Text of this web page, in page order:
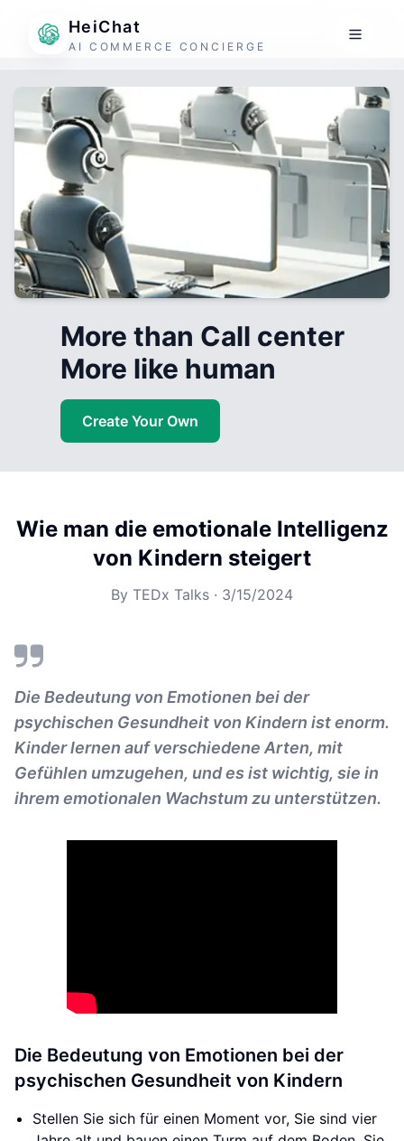
HeiChat
AI COMMERCE CONCIERGE
More than Call center
More like human
Create Your Own
Wie man die emotionale Intelligenz
von Kindern steigert
By TEDx Talks · 3/15/2024
Die Bedeutung von Emotionen bei der
psychischen Gesundheit von Kindern ist enorm.
Kinder lernen auf verschiedene Arten, mit
Gefühlen umzugehen, und es ist wichtig, sie in
ihrem emotionalen Wachstum zu unterstützen.
Die Bedeutung von Emotionen bei der
psychischen Gesundheit von Kindern
Stellen Sie sich für einen Moment vor, Sie sind vier